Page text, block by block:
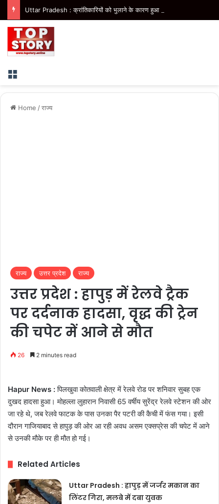
Menu
Home /राज्य
राज्य उत्तर प्रदेश राज्य
उत्तर प्रदेश : हापुड़ में रेलवे ट्रैक
पर दर्दनाक हादसा, वृद्ध की ट्रेन
की चपेट में आने से मौत
26 2 minutes read
Hapur News :पिलखुवा कोतवाली क्षेत्र में रेलवे रोड पर शनिवार सुबह एक
दुखद हादसा हुआ। मोहल्ला लुहारान निवासी 65 वर्षीय सुरेंद्र रेलवे स्टेशन की ओर
जा रहे थे, जब रेलवे फाटक के पास उनका पैर पटरी की कैची में फंस गया। इसी
दौरान गाजियाबाद से हापुड़ की ओर आ रही अवध असम एक्सप्रेस की चपेट में आने
से उनकी मौके पर ही मौत हो गई।
Related Articles
Uttar Pradesh : हापुड़ में जर्जर मकान का
लिंटर गिरा, मलबे में दबा युवक